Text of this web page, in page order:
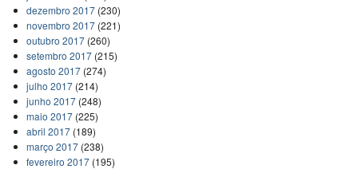
dezembro 2017(230)
novembro 2017(221)
outubro 2017(260)
setembro 2017(215)
agosto 2017(274)
julho 2017(214)
junho 2017(248)
maio 2017(225)
abril 2017(189)
março 2017(238)
fevereiro 2017(195)